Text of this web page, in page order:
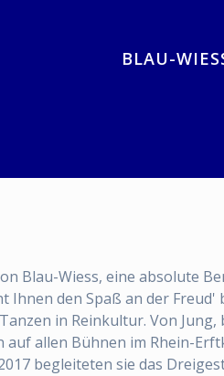
BLAU-
Blau-Wiess, eine absolute
den Spaß an der Freud'
in Reinkultur. Von Jung,
allen Bühnen im Rhein-
begleiteten sie das